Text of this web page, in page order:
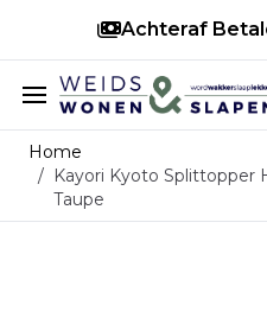
Achteraf
Ga naar de inhoud
Home
/ Kayori Kyoto Splittopper
Taupe